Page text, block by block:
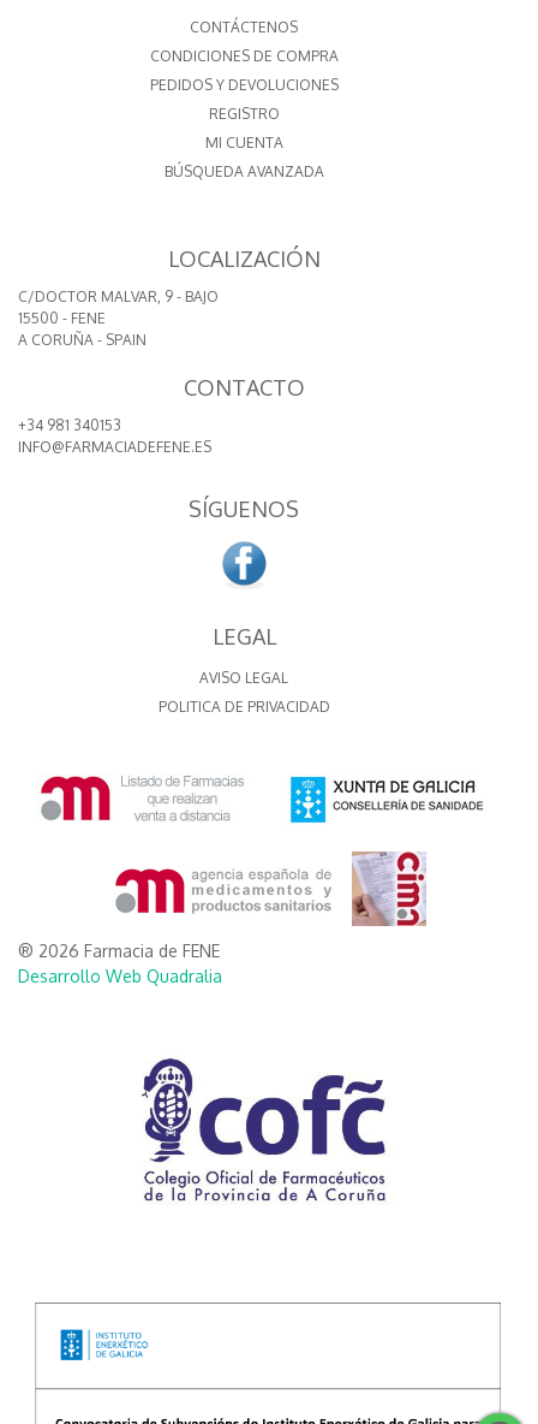
CONTÁCTENOS
CONDICIONES DE COMPRA
PEDIDOS Y DEVOLUCIONES
REGISTRO
MI CUENTA
BÚSQUEDA AVANZADA
LOCALIZACIÓN
C/DOCTOR MALVAR, 9 - BAJO
15500 - FENE
A CORUÑA - SPAIN
CONTACTO
+34 981 340153
INFO@FARMACIADEFENE.ES
SÍGUENOS
LEGAL
AVISO LEGAL
POLITICA DE PRIVACIDAD
® 2026 Farmacia de FENE
Desarrollo Web Quadralia